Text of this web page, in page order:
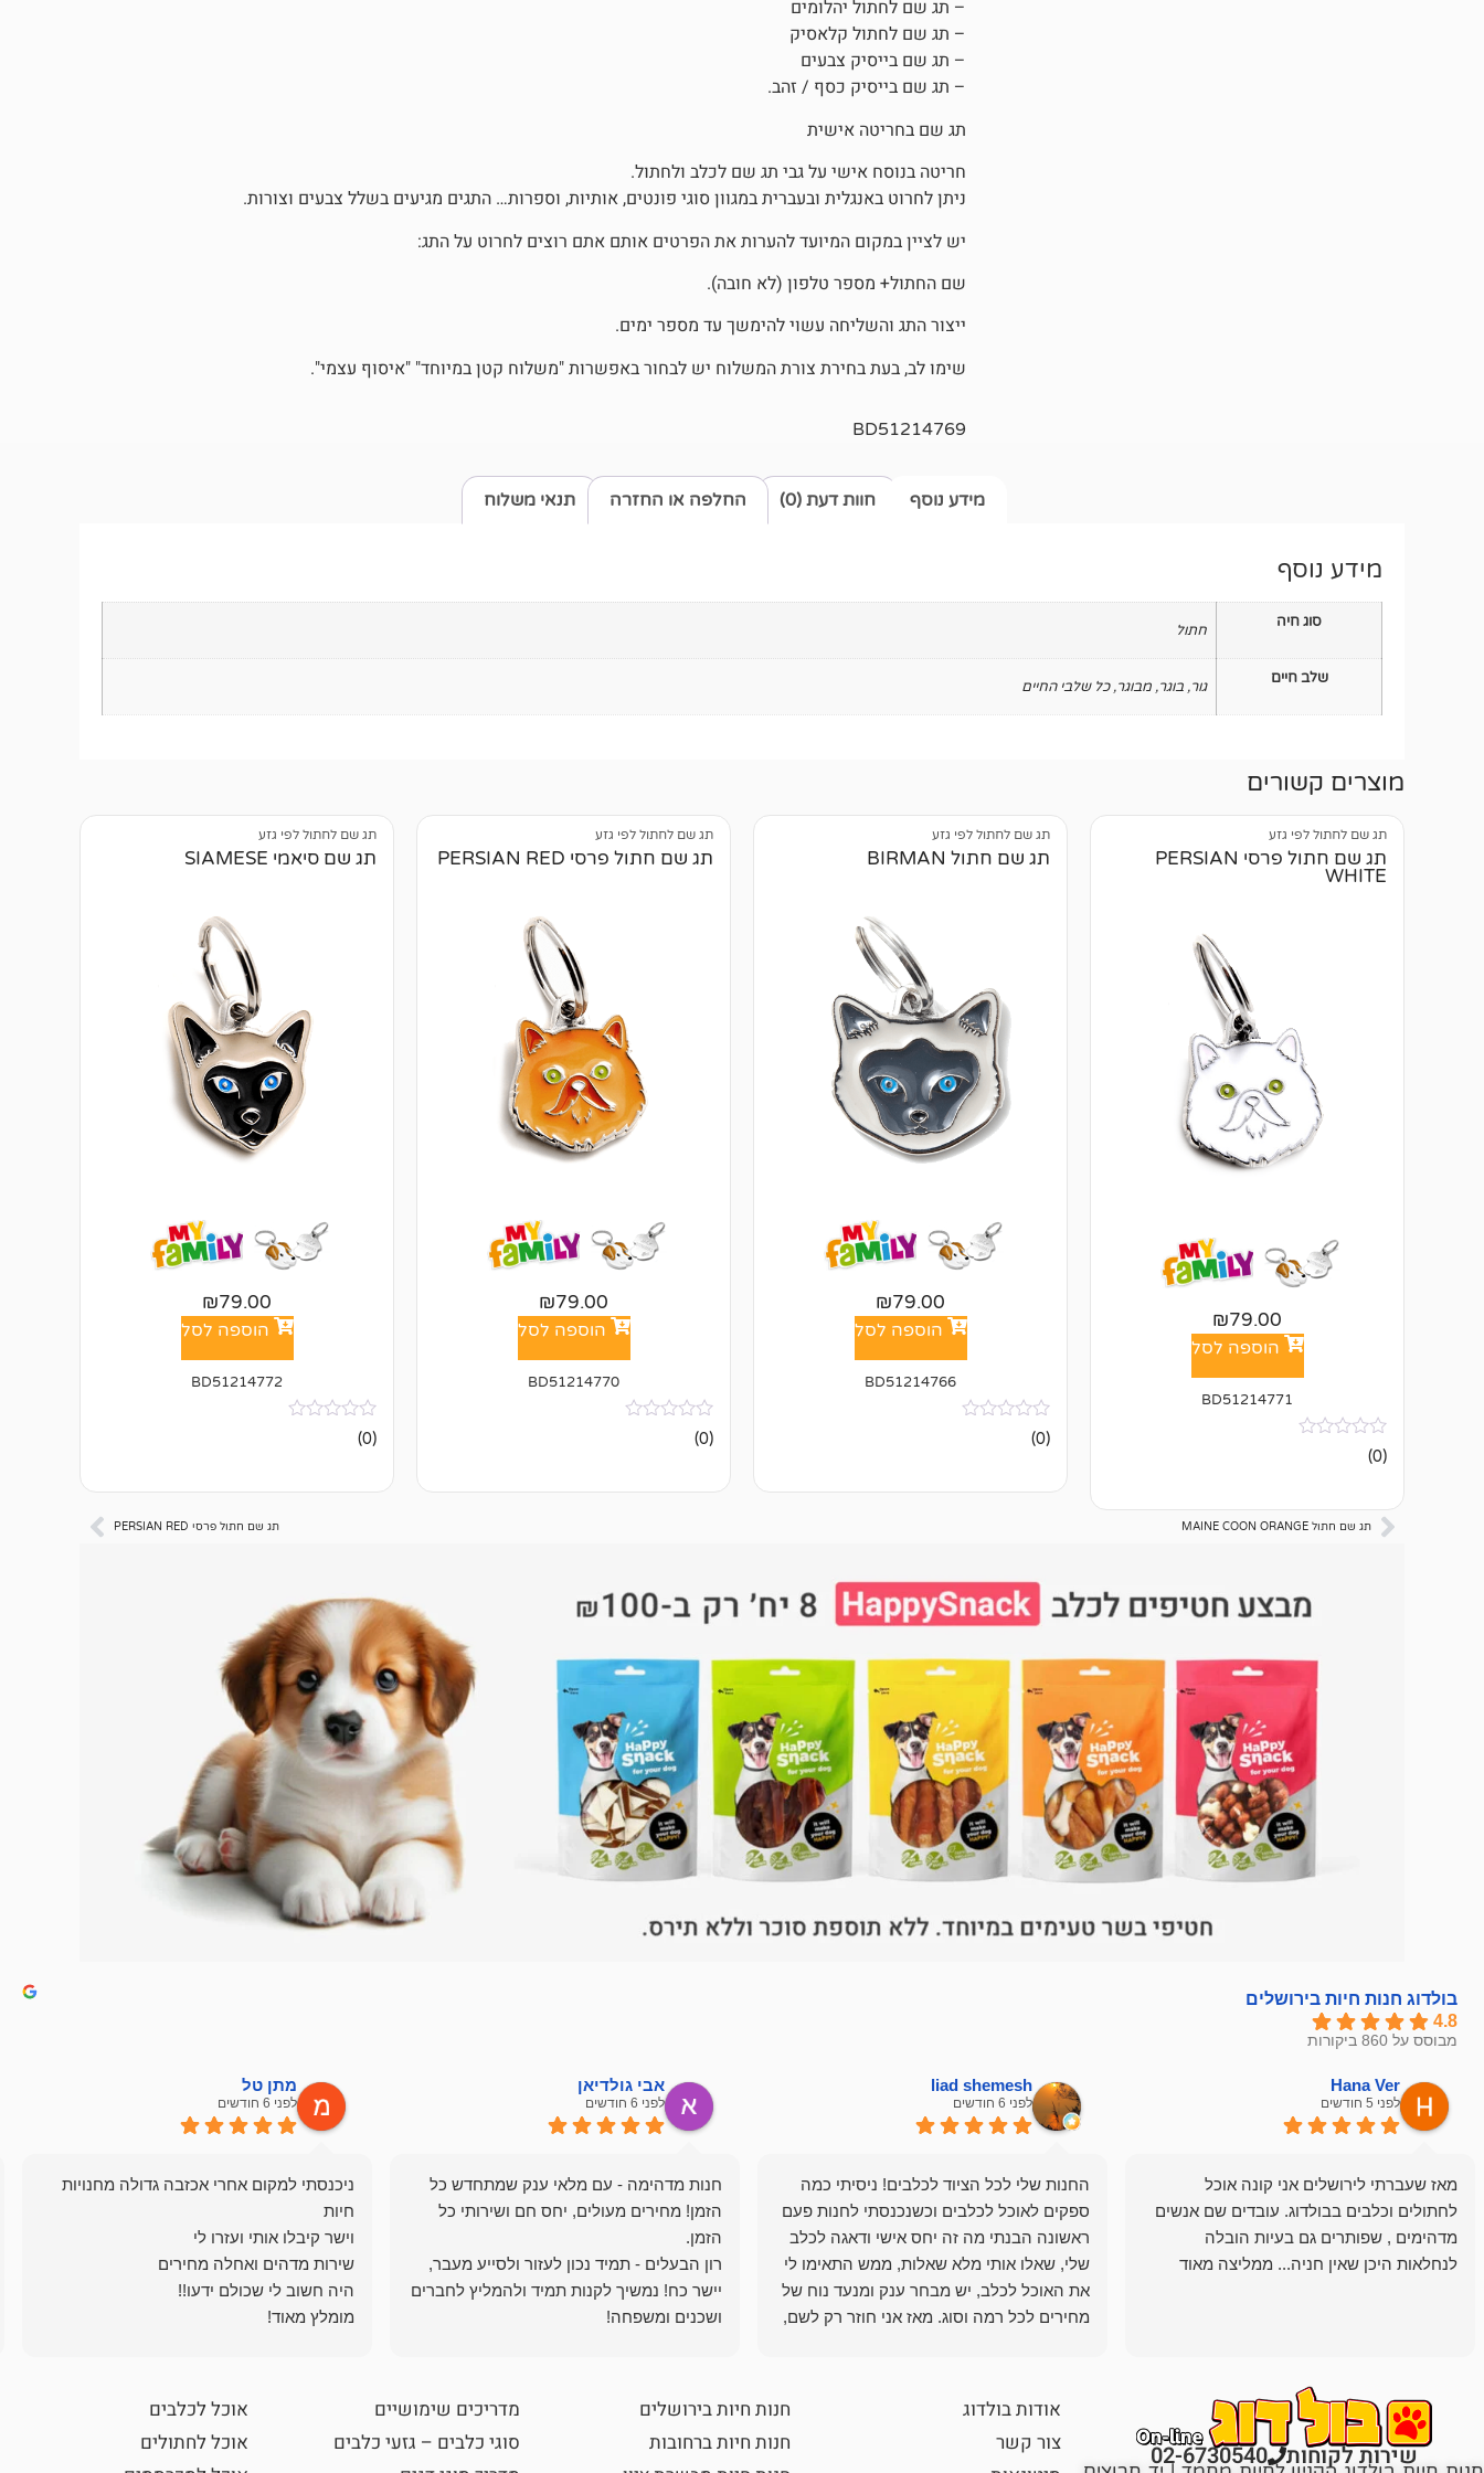
– תג שם לחתול יהלומים
– תג שם לחתול קלאסיק
– תג שם בייסיק צבעים
– תג שם בייסיק כסף / זהב.
תג שם בחריטה אישית
חריטה בנוסח אישי על גבי תג שם לכלב ולחתול.
ניתן לחרוט באנגלית ובעברית במגוון סוגי פונטים, אותיות, וספרות… התגים מגיעים בשלל צבעים וצורות.
יש לציין במקום המיועד להערות את הפרטים אותם אתם רוצים לחרוט על התג:
שם החתול+ מספר טלפון (לא חובה).
ייצור התג והשליחה עשוי להימשך עד מספר ימים.
שימו לב, בעת בחירת צורת המשלוח יש לבחור באפשרות "משלוח קטן במיוחד" "איסוף עצמי".
BD51214769
מידע נוסף תנאי משלוח חוות דעת (0) החלפה או החזרה
מידע נוסף
סוג חיה חתול
שלב חיים גור, בוגר, מבוגר,כל שלבי החיים
מוצרים קשורים
תג שם לחתול לפי גזע
תג שם חתול פרסי PERSIAN
WHITE
₪79.00
הוספה לסל
BD51214771
אין
ביקורות
(0)
תג שם לחתול לפי גזע
תג שם חתול BIRMAN
₪79.00
הוספה לסל
BD51214766
אין
ביקורות
(0)
תג שם לחתול לפי גזע
תג שם חתול פרסי PERSIAN RED
₪79.00
הוספה לסל
BD51214770
אין
ביקורות
(0)
תג שם לחתול לפי גזע
תג שם סיאמי SIAMESE
₪79.00
הוספה לסל
BD51214772
אין
ביקורות
(0)
תג שם חתול MAINE COON ORANGE תג שם חתול פרסי PERSIAN RED
בולדוג חנות חיות בירושלים
4.8
מבוסס על 860 ביקורות
Hana Ver
לפני 5 חודשים
מאז שעברתי לירושלים אני קונה אוכל
לחתולים וכלבים בבולדוג. עובדים שם אנשים
מדהימים , שפותרים גם בעיות הובלה
לנחלאות היכן שאין חניה... ממליצה מאוד
liad shemesh
לפני 6 חודשים
החנות שלי לכל הציוד לכלבים! ניסיתי כמה
ספקים לאוכל לכלבים וכשנכנסתי לחנות פעם
ראשונה הבנתי מה זה יחס אישי ודאגה לכלב
שלי, שאלו אותי מלא שאלות, ממש התאימו לי
את האוכל לכלב, יש מבחר ענק ומנעד נוח של
מחירים לכל רמה וסוג. מאז אני חוזר רק לשם,
אבי גולדיאן
לפני 6 חודשים
חנות מדהימה - עם מלאי ענק שמתחדש כל
הזמן! מחירים מעולים, יחס חם ושירותי כל
רון הבעלים - תמיד נכון לעזור ולסייע מעבר,
יישר כח! נמשיך לקנות תמיד ולהמליץ לחברים
ושכנים ומשפחה!
מתן טל
לפני 6 חודשים
ניכנסתי למקום אחרי אכזבה גדולה מחנויות
מומלץ מאוד!
שירות לקוחות 02-6730540
אודות בולדוג
צור קשר
חנות חיות בירושלים
חנות חיות ברחובות
מדריכים שימושיים
סוגי כלבים – גזעי כלבים
אוכל לכלבים
אוכל לחתולים